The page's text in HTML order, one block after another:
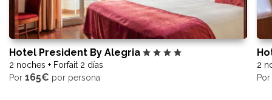
Hotel President By Alegria
2 noches + Forfait 2 días
Por 165€ por persona
2
Por